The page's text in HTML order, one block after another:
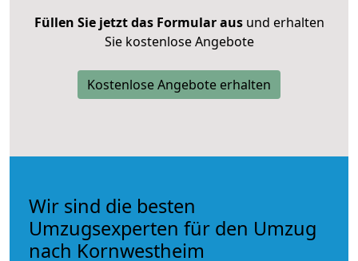
Füllen Sie jetzt das Formular ausund erhalten
Sie kostenlose Angebote
Kostenlose Angebote erhalten
Wir sind die besten
Umzugsexperten für den Umzug
nach Kornwestheim